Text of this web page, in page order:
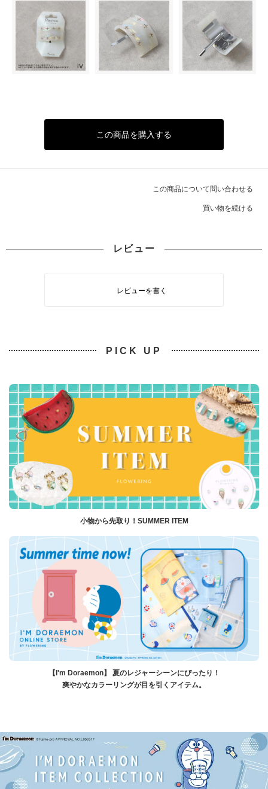
この商品を購入する
この商品について問い合わせる
買い物を続ける
レビュー
レビューを書く
PICK UP
小物から先取り！SUMMER ITEM
【I'm Doraemon】 夏のレジャーシーンにぴったり！
爽やかなカラーリングが目を引くアイテム。